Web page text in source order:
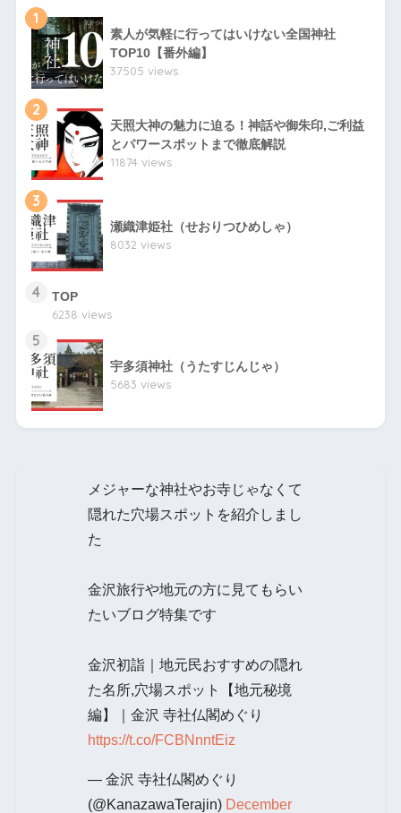
1
素人が気軽に行ってはいけない全国神社
TOP10【番外編】
37505 views
2
天照大神の魅力に迫る！神話や御朱印,ご利益
とパワースポットまで徹底解説
11874 views
3
瀬織津姫社（せおりつひめしゃ）
8032 views
4
TOP
6238 views
5
宇多須神社（うたすじんじゃ）
5683 views
メジャーな神社やお寺じゃなくて
隠れた穴場スポットを紹介しまし
た
金沢旅行や地元の方に見てもらい
たいブログ特集です
金沢初詣｜地元民おすすめの隠れ
た名所,穴場スポット【地元秘境
編】｜金沢 寺社仏閣めぐり
https://t.co/FCBNnntEiz
— 金沢 寺社仏閣めぐり
(@KanazawaTerajin) December